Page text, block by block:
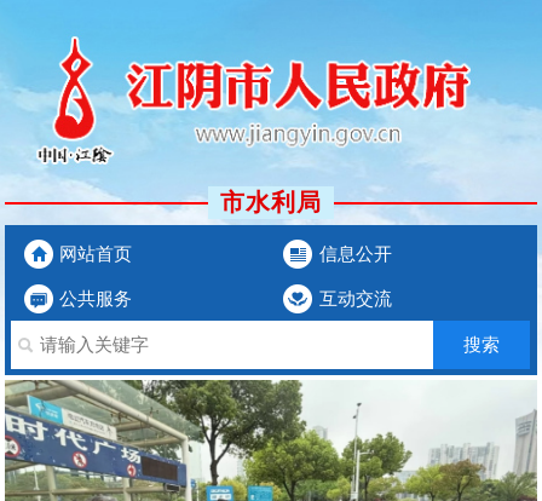
市水利局
网站首页 信息公开
公共服务 互动交流